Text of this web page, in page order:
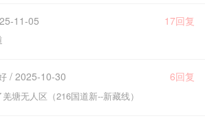
11-05 17回复
/ 2025-10-30 6回复
塘无人区（216国道新--新藏线）